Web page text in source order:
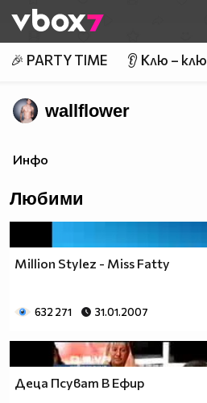
👾
🎉 PARTY TIME 👂 Клю – клю
wallflower
Инфо
Любими
Million Stylez - Miss Fatty
632 271 31.01.2007
Деца Псуват В Ефир